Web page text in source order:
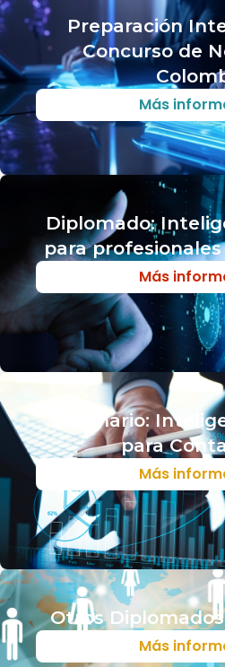
Preparación
Concurso de
Más
Diplomado:
para
Más
Seminario:
para
Más
Otros
Más